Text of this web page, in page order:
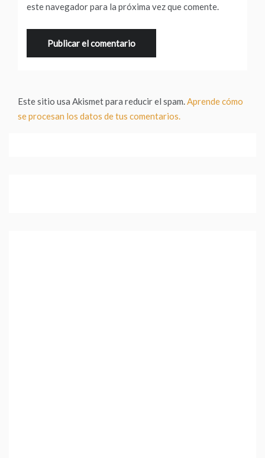
este navegador para la próxima vez que comente.
Este sitio usa Akismet para reducir el spam.Aprende cómo
se procesan los datos de tus comentarios.